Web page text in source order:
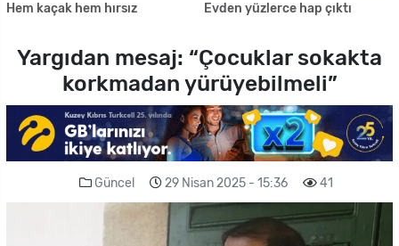
Hem kaçak hem hırsız Evden yüzlerce hap çıktı
Yargıdan mesaj: “Çocuklar sokakta
korkmadan yürüyebilmeli”
Güncel 29 Nisan 2025 - 15:36 41